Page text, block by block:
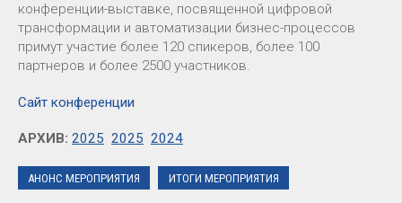
конференции-выставке, посвященной цифровой
трансформации и автоматизации бизнес-процессов
примут участие более 120 спикеров, более 100
партнеров и более 2500 участников.
Сайт конференции
АРХИВ: 2025 2025 2024
АНОНС МЕРОПРИЯТИЯ ИТОГИ МЕРОПРИЯТИЯ